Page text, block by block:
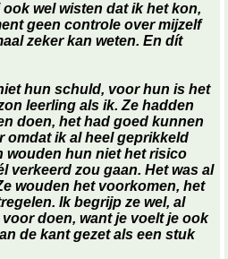
wel wisten dat ik het kon,
geen controle over mijzelf
zeker kan weten. En dít
hun schuld, voor hun is het
leerling als ik. Ze hadden
doen, het had goed kunnen
omdat ik al heel geprikkeld
wouden hun niet het risico
verkeerd zou gaan. Het was al
wouden het voorkomen, het
Ik begrijp ze wel, al
doen, want je voelt je ook
de kant gezet als een stuk